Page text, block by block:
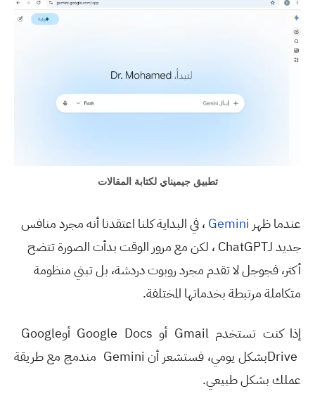
تطبيق جيميناي لكتابة المقالات
عندما ظهر Gemini ، في البداية كلنا اعتقدنا أنه مجرد منافس
جديد لـChatGPT ، لكن مع مرور الوقت بدأت الصورة تتضح
أكثر، فجوجل لا تقدم مجرد روبوت دردشة، بل تبني منظومة
متكاملة مرتبطة بخدماتها المختلفة.
إذا كنت تستخدم Gmail أو Google DocsأوGoogle
Driveبشكل يومي، فستشعر أنGemini مندمج مع طريقة
عملك بشكل طبيعي.